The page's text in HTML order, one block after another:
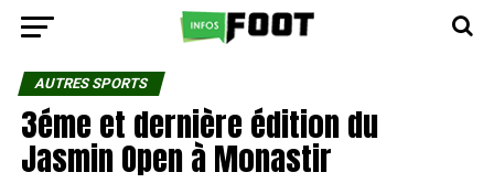
AUTRES SPORTS
3éme et dernière édition du
Jasmin Open à Monastir